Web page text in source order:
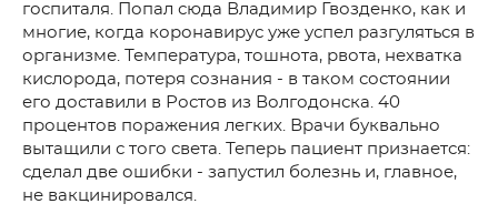
госпиталя. Попал сюда Владимир Гвозденко, как и
многие, когда коронавирус уже успел разгуляться в
организме. Температура, тошнота, рвота, нехватка
кислорода, потеря сознания - в таком состоянии
его доставили в Ростов из Волгодонска. 40
процентов поражения легких. Врачи буквально
вытащили с того света. Теперь пациент признается:
сделал две ошибки - запустил болезнь и, главное,
не вакцинировался.